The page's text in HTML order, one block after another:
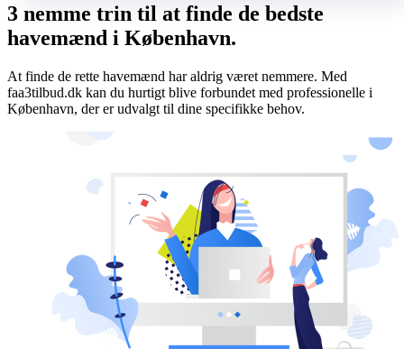
3 nemme trin til at finde de bedste
havemænd i København.
At finde de rette havemænd har aldrig været nemmere. Med
faa3tilbud.dk kan du hurtigt blive forbundet med professionelle i
København, der er udvalgt til dine specifikke behov.